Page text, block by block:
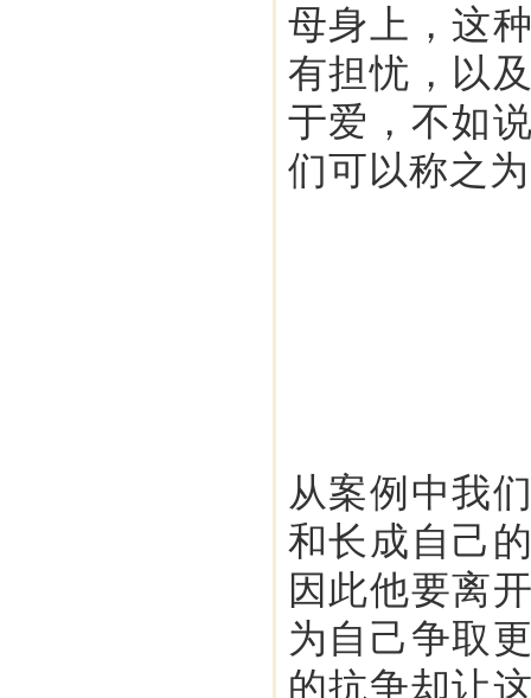
母身上，这
有担忧，以
于爱，不如
们可以称之
从案例中我
和长成自己
因此他要离
为自己争取
的抗争却让